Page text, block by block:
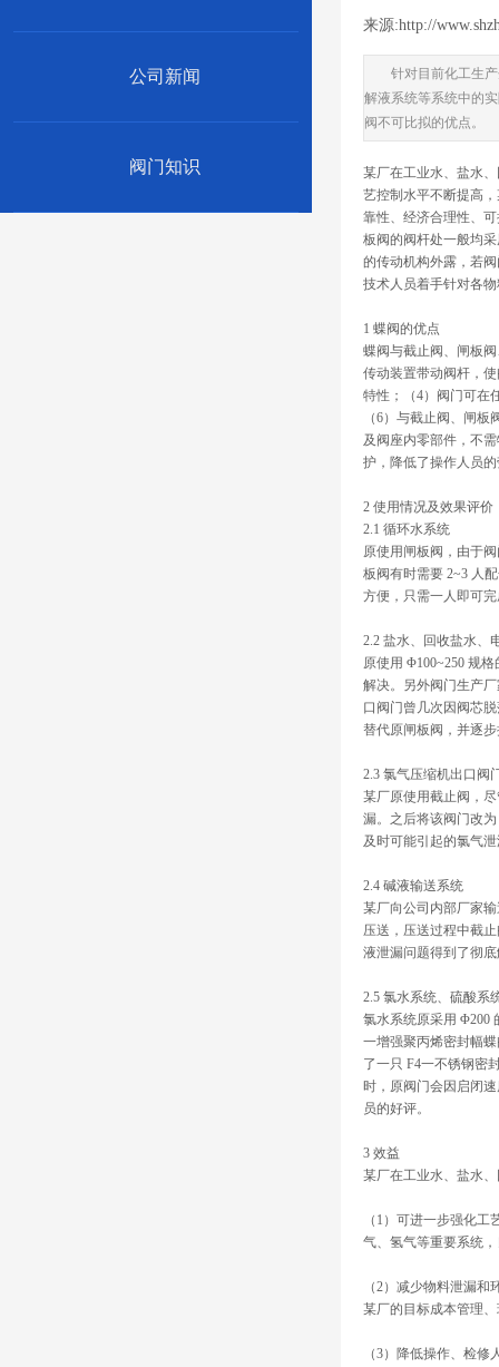
公司新闻
阀门知识
来源:http://
针对目前化工生
解液系统等系统中的
阀不可比拟的优点。
某厂在工业水、盐水
艺控制水平不断提高
靠性、经济合理性、
板阀的阀杆处一般均
的传动机构外露，若
技术人员着手针对各
1 蝶阀的优点
蝶阀与截止阀、闸板
传动装置带动阀杆，
特性；（4）阀门可在
（6）与截止阀、闸
及阀座内零部件，不
护，降低了操作人员
2 使用情况及效果评价
2.1 循环水系统
原使用闸板阀，由于
板阀有时需要 2~3 人
方便，只需一人即可
2.2 盐水、回收盐水、
原使用 Φ100~250 规
解决。另外阀门生产
口阀门曾几次因阀芯
替代原闸板阀，并逐
2.3 氯气压缩机出口阀
某厂原使用截止阀，
漏。之后将该阀门改
及时可能引起的氯气
2.4 碱液输送系统
某厂向公司内部厂家
压送，压送过程中截
液泄漏问题得到了彻
2.5 氯水系统、硫酸系
氯水系统原采用 Φ200
一增强聚丙烯密封幅
了一只 F4一不锈钢密
时，原阀门会因启闭
员的好评。
3 效益
某厂在工业水、盐水
（1）可进一步强化
气、氢气等重要系统
（2）减少物料泄漏
某厂的目标成本管理
（3）降低操作、检